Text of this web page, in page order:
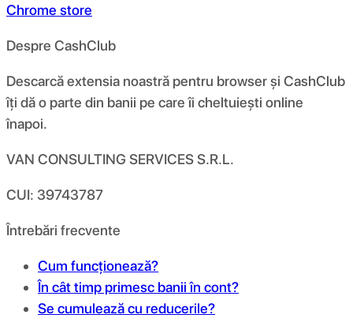
Chrome store
Despre CashClub
Descarcă extensia noastră pentru browser și CashClub
îți dă o parte din banii pe care îi cheltuiești online
înapoi.
VAN CONSULTING SERVICES S.R.L.
CUI: 39743787
Întrebări frecvente
Cum funcționează?
În cât timp primesc banii în cont?
Se cumulează cu reducerile?